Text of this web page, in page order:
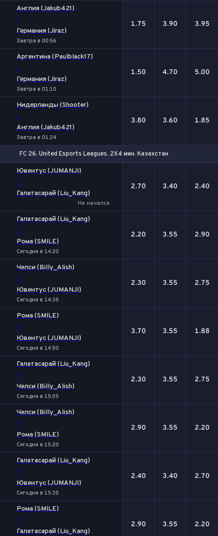
Англия (Jakub421)
-
Германия (Jiraz)
Завтра в 00:56
1.75 3.90 3.95
Аргентина (Paulblack17)
-
Германия (Jiraz)
Завтра в 01:10
1.50 4.70 5.00
Нидерланды (Shooter)
-
Англия (Jakub421)
Завтра в 01:24
3.80 3.60 1.85
FC 26. United Esports Leagues. 2X4 мин. Казахстан
Ювентус (JUMANJI)
-
Галатасарай (Liu_Kang)
Не начался
2.70 3.40 2.40
Галатасарай (Liu_Kang)
-
Рома (SMILE)
Сегодня в 14:20
2.20 3.55 2.90
Челси (Billy_Alish)
-
Ювентус (JUMANJI)
Сегодня в 14:35
2.30 3.55 2.75
Рома (SMILE)
-
Ювентус (JUMANJI)
Сегодня в 14:50
3.70 3.55 1.88
Галатасарай (Liu_Kang)
-
Челси (Billy_Alish)
Сегодня в 15:05
2.30 3.55 2.75
Челси (Billy_Alish)
-
Рома (SMILE)
Сегодня в 15:20
2.90 3.55 2.20
Галатасарай (Liu_Kang)
-
Ювентус (JUMANJI)
Сегодня в 15:35
2.40 3.40 2.70
Рома (SMILE)
-
Галатасарай (Liu_Kang)
2.90 3.55 2.20